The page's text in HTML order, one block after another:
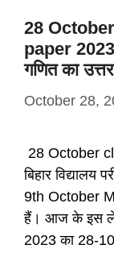
28
paper
गणित का
October 28,
28 October
बिहार विद्यालय
9th October
हैं। आज के इस
2023 का 28-